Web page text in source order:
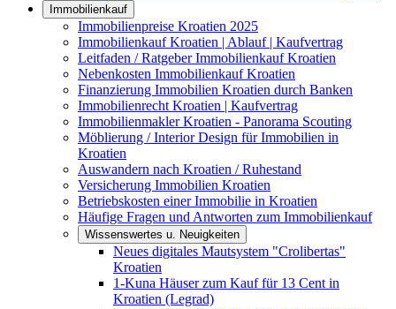
Immobilienkauf
Immobilienpreise Kroatien 2025
Immobilienkauf Kroatien | Ablauf | Kaufvertrag
Leitfaden / Ratgeber Immobilienkauf Kroatien
Nebenkosten Immobilienkauf Kroatien
Finanzierung Immobilien Kroatien durch Banken
Immobilienrecht Kroatien | Kaufvertrag
Immobilienmakler Kroatien - Panorama Scouting
Möblierung / Interior Design für Immobilien in
Kroatien
Auswandern nach Kroatien / Ruhestand
Versicherung Immobilien Kroatien
Betriebskosten einer Immobilie in Kroatien
Häufige Fragen und Antworten zum Immobilienkauf
Wissenswertes u. Neuigkeiten
Neues digitales Mautsystem "Crolibertas"
Kroatien
1-Kuna Häuser zum Kauf für 13 Cent in
Kroatien (Legrad)